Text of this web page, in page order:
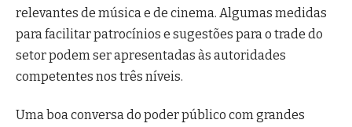
relevantes de música e de cinema. Algumas medidas
para facilitar patrocínios e sugestões para o trade do
setor podem ser apresentadas às autoridades
competentes nos três níveis.
Uma boa conversa do poder público com grandes